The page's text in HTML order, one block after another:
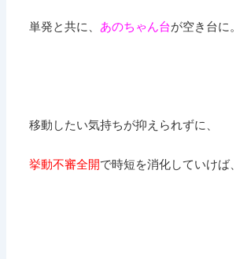
単発と共に、 あのちゃん台が空き台に。
移動したい気持ちが抑えられずに、
挙動不審全開で時短を消化していけば、